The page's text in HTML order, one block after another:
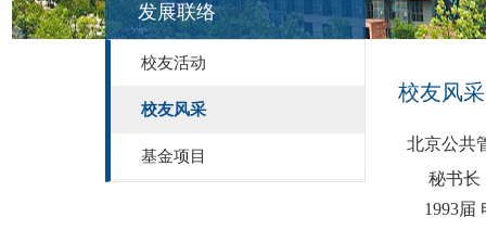
发展联络
校友活动
校友风采
基金项目
校友风采
北京公共
秘书长
1993届